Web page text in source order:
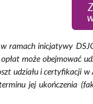
ramach inicjatywy
może obejmować
udziału i certyfikacji
jej ukończenia